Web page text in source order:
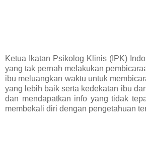
Ketua Ikatan Psikolog Klinis (IPK)
yang tak pernah melakukan
ibu meluangkan waktu untuk
yang lebih baik serta kedekatan ibu
dan mendapatkan info yang tidak
membekali diri dengan pengetahuan